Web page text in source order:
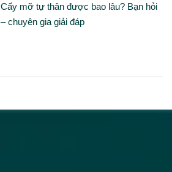
Cấy mỡ tự thân được bao lâu? Bạn hỏi
– chuyên gia giải đáp